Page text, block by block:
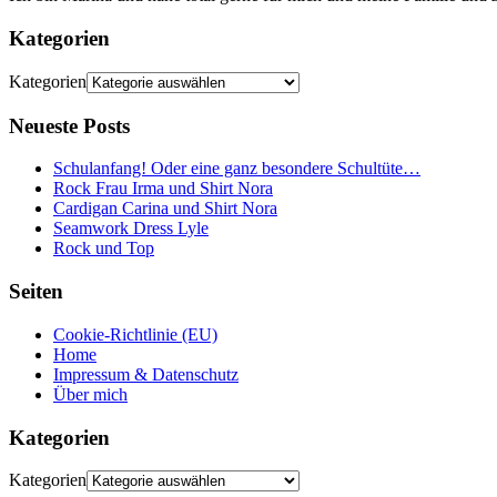
Kategorien
Kategorien
Neueste Posts
Schulanfang! Oder eine ganz besondere Schultüte…
Rock Frau Irma und Shirt Nora
Cardigan Carina und Shirt Nora
Seamwork Dress Lyle
Rock und Top
Seiten
Cookie-Richtlinie (EU)
Home
Impressum & Datenschutz
Über mich
Kategorien
Kategorien